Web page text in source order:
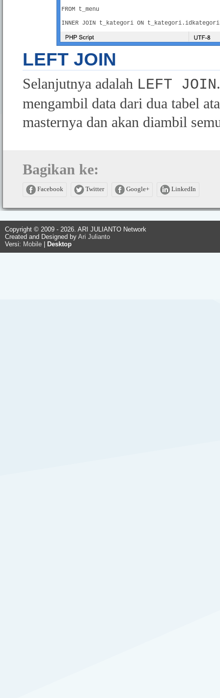
FROM t_menu
LEFT JOIN
Selanjutnya adalah LEFT JOIN
mengambil data dari dua tabel
masternya dan akan diambil
Bagikan ke:
Facebook Twitter Google+ LinkedIn
Copyright © 2009 - 2026. ARI JULIANTO Network
Created and Designed by Ari Julianto
Versi: Mobile Desktop